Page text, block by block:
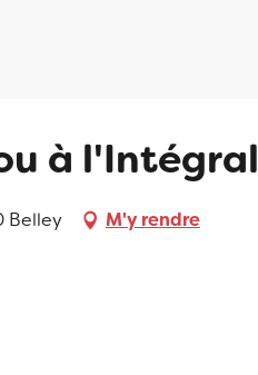
à l'Intégral
Belley M'y rendre